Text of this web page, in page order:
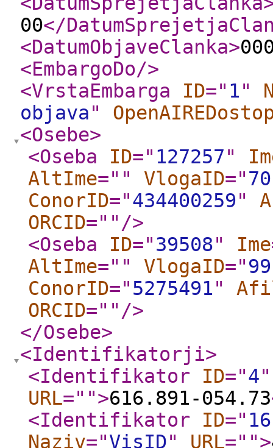
00</
<DatumObjaveClanka>
<EmbargoDo/>
<VrstaEmbarga
ID=" 1"
objava"
<Osebe>
<Oseba
ID=" 127257"
AltIme=" " VlogaID="70
ConorID="434400259"
ORCID=" " />
<Oseba
ID="39508" Ime
AltIme=" " VlogaID="
ConorID="5275491"
ORCID=" " />
</Osebe>
<Identifikatorji>
<Identifikator
ID="4"
URL=" ">616.891-054.73
<Identifikator
ID=" 16
Naziv="VisID" URL=" ">